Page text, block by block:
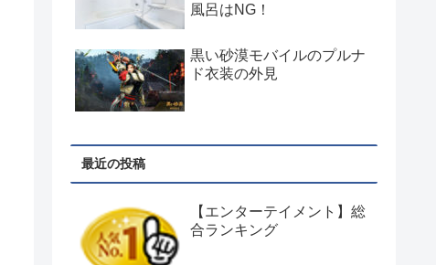
風呂はNG！
黒い砂漠モバイルのプルナ
ド衣装の外見
最近の投稿
【エンターテイメント】総
合ランキング